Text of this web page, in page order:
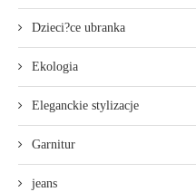
Dzieci?ce ubranka
Ekologia
Eleganckie stylizacje
Garnitur
jeans